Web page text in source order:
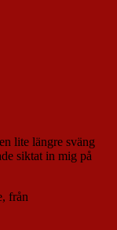
lite längre sväng
siktat in mig på
från